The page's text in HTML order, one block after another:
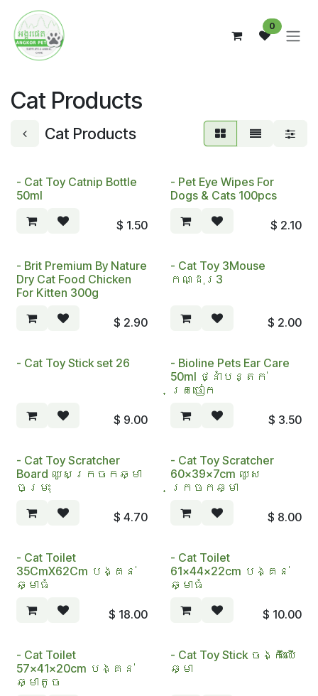
Skip to Content
0
Cat Products
Cat Products
- Cat Toy Catnip Bottle
50ml
$ 1.50
- Pet Eye Wipes For
Dogs & Cats 100pcs
$ 2.10
- Brit Premium By Nature
Dry Cat Food Chicken
For Kitten 300g
$ 2.90
- Cat To​y 3Mouse​
កណ្ដុរ3
$ 2.00
- Cat Toy Stick set 26
$ 9.00
- Bioline Pets Ear Care
50ml ថ្នាំបន្តក់
ត្រចៀក
$ 3.50
- Cat Toy Scratcher
Board ឈូសក្រចកឆ្មា
ចម្រុះ
$ 4.70
- Cat Toy Scratcher
60x39x7cm ឈូស
ក្រចកឆ្មា
$ 8.00
- Cat Toilet
35CmX62Cm បង្គន់
ឆ្មាធំ
$ 18.00
- Cat Toilet
61x44x22cm បង្គន់
ឆ្មាធំ
$ 10.00
- Cat Toilet
57x41x20cm បង្គន់
ឆ្មាតូច
- Cat Toy Stick ចង្កឹះឈើ
ឆ្មា